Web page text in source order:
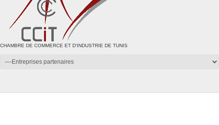
CHAMBRE DE COMMERCE ET D'INDUSTRIE DE TUNIS